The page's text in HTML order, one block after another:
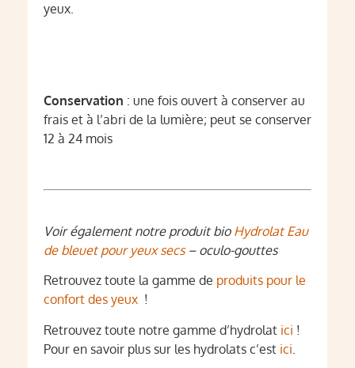
yeux.
Conservation : une fois ouvert à conserver au
frais et à l’abri de la lumière; peut se conserver
12 à 24 mois
Voir également notre produit bio Hydrolat Eau
de bleuet pour yeux secs– oculo-gouttes
Retrouvez toute la gamme de produits pour le
confort des yeux !
Retrouvez toute notre gamme d’hydrolat ici !
Pour en savoir plus sur les hydrolats c’est ici